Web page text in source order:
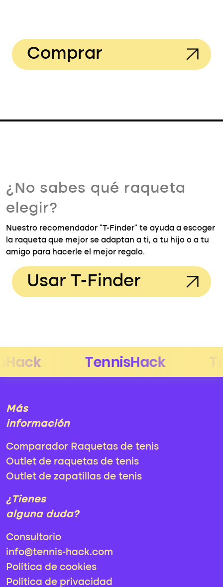
Comprar
¿No sabes qué raqueta
elegir?
Nuestro recomendador "T-Finder" te ayuda a escoger
la raqueta que mejor se adaptan a ti, a tu hijo o a tu
amigo para hacerle el mejor regalo.
Usar T-Finder
Más
información
Comparador Raquetas de tenis
Outlet de raquetas de tenis
Outlet de zapatillas de tenis
¿Tienes
alguna duda?
Consultorio
info@tennis-hack.com
Política de cookies
Política de privacidad